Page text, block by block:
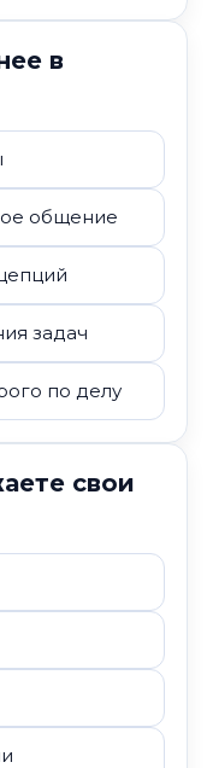
в
общение
задач
по делу
свои